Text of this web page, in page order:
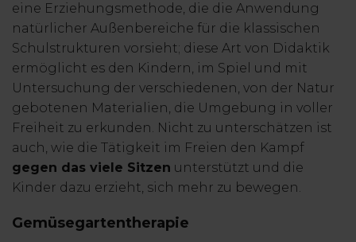
eine Erziehungsmethode, die die Anwendung
natürlicher Außenbereiche für die klassischen
Schulstrukturen vorsieht; diese Art von Didaktik
ermöglicht es den Kindern, im Spiel und mit
Untersuchung der verschiedenen, von der Natur
gebotenen Materialien, die Umgebung in voller
Freiheit zu erkunden. Nicht zu unterschätzen ist
auch, wie die Tätigkeit im Freien den Kampf
gegen das viele Sitzen unterstützt und die
Kinder dazu erzieht, sich mehr zu bewegen.
Gemüsegartentherapie